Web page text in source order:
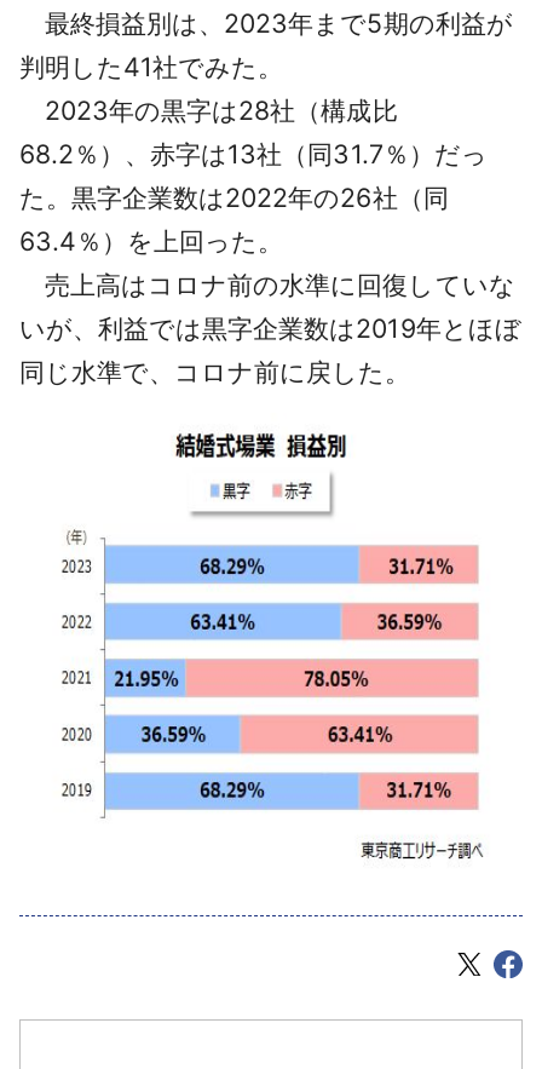
最終損益別は、2023年まで5期の利益が
判明した41社でみた。
2023年の黒字は28社（構成比
68.2％）、赤字は13社（同31.7％）だっ
た。黒字企業数は2022年の26社（同
63.4％）を上回った。
売上高はコロナ前の水準に回復していな
いが、利益では黒字企業数は2019年とほぼ
同じ水準で、コロナ前に戻した。